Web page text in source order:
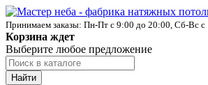
Принимаем заказы: Пн-Пт с 9:00 до 20:00, Сб-Вс с
Корзина ждет
Выберите любое предложение
Найти